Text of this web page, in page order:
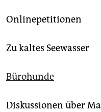
Onlinepetitionen
Zu kaltes Seewasser
Bürohunde
Diskussionen über